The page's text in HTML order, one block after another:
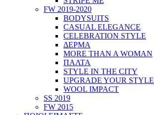
FW 2019-2020
BODYSUITS
CASUAL ELEGANCE
CELEBRATION STYLE
ΔΕΡΜΑ
MORE THAN A WOMAN
ΠΑΛΤΑ
STYLE IN THE CITY
UPGRADE YOUR STYLE
WOOL IMPACT
SS 2019
FW 2015